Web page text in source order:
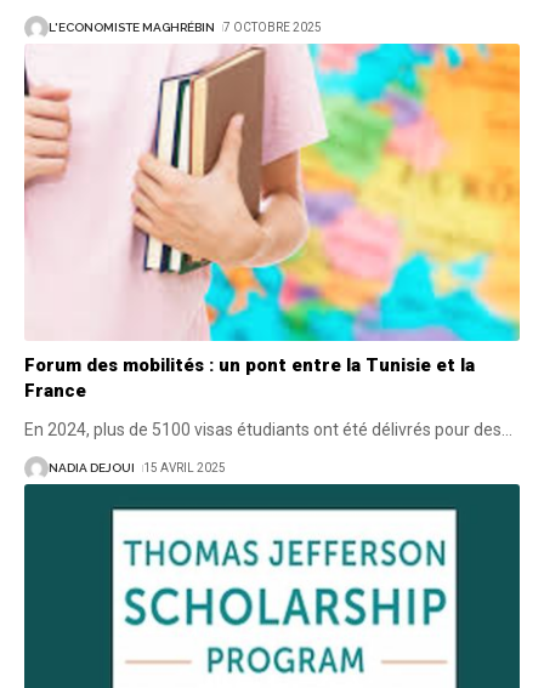
L'ECONOMISTE MAGHRÉBIN 7 OCTOBRE 2025
Forum des mobilités : un pont entre la Tunisie et la
France
En 2024, plus de 5100 visas étudiants ont été délivrés pour des
NADIA DEJOUI 15 AVRIL 2025